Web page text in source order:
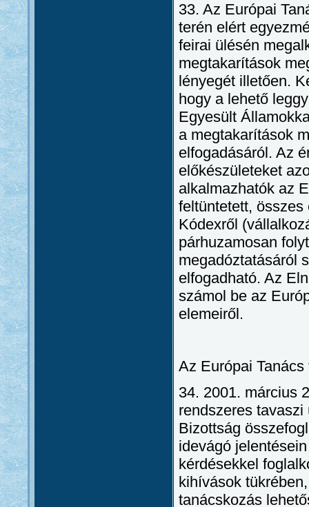
33. Az Európai
terén elért
feirai ülésén
megtakarítások
lényegét illetően.
hogy a lehető
Egyesült
a megtakarítások
elfogadásáról. Az
előkészületeket
alkalmazhatók az
feltüntetett, összes
Kódexről
párhuzamosan
megadóztatásáról
elfogadható. Az
számol be az
elemeiről.
Az Európai
34. 2001. március
rendszeres
Bizottság
idevágó
kérdésekkel
kihívások
tanácskozás